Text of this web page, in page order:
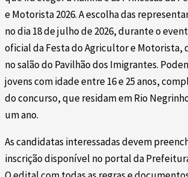
e Motorista 2026. A escolha das
no dia 18 de julho de 2026, durante o
oficial da Festa do Agricultor e Motorista,
no salão do Pavilhão dos Imigrantes.
jovens com idade entre 16 e 25 anos,
do concurso, que residam em Rio
um ano.
As candidatas interessadas devem
inscrição disponível no portal da